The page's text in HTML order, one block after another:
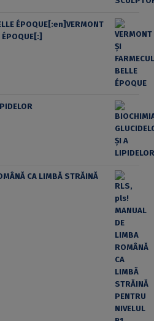
ÉPOQUE[:en]VERMONT
ÉPOQUE[:]
CA LIMBĂ STRĂINĂ